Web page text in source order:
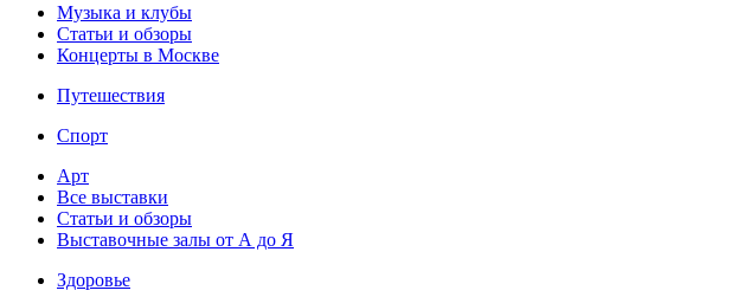
Музыка и клубы
Статьи и обзоры
Концерты в Москве
Путешествия
Спорт
Арт
Все выставки
Статьи и обзоры
Выставочные залы от А до Я
Здоровье